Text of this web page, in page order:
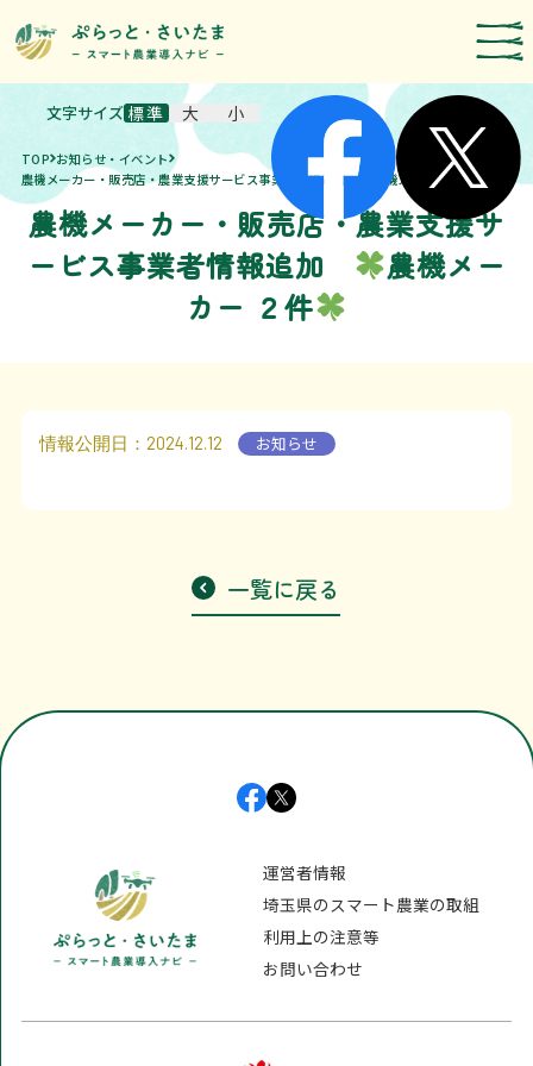
スマート農業技術の紹介
導入事例
農機メーカー検索
お知らせ・イベント
補助・支援制度
運営者情報
お問い合わせ
TOP お知らせ・イベント
農機メーカー・販売店・農業支援サービス事業者情報追加
農機メーカー ２件
文字サイズ標準 大 小
農機メーカー・販売店・農業支援サ
ービス事業者情報追加
農機メー
カー ２件
情報公開日 ：2024.12.12 お知らせ
一覧に戻る
運営者情報
埼玉県のスマート農業の取組
利用上の注意等
お問い合わせ